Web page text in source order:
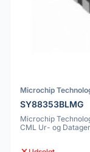
Microchip
SY88353BLMG
Microchip
CML Ur- og